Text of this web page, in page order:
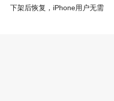
下架后恢复，iPhone用户无需